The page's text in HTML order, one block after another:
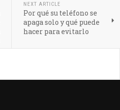
NEXT ARTICLE
Por qué su teléfono se
apaga solo y qué puede
hacer para evitarlo